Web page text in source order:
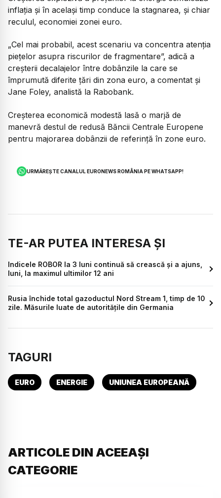
inflaţia şi în acelaşi timp conduce la stagnarea, şi chiar
reculul, economiei zonei euro.
„Cel mai probabil, acest scenariu va concentra atenţia
pieţelor asupra riscurilor de fragmentare”, adică a
creşterii decalajelor între dobânzile la care se
împrumută diferite ţări din zona euro, a comentat şi
Jane Foley, analistă la Rabobank.
Creşterea economică modestă lasă o marjă de
manevră destul de redusă Băncii Centrale Europene
pentru majorarea dobânzii de referinţă în zone euro.
URMĂREȘTE CANALUL EURONEWS ROMÂNIA PE WHATSAPP!
TE-AR PUTEA INTERESA ȘI
Indicele ROBOR la 3 luni continuă să crească și a ajuns,
luni, la maximul ultimilor 12 ani
Rusia închide total gazoductul Nord Stream 1, timp de 10
zile. Măsurile luate de autoritățile din Germania
TAGURI
EURO ENERGIE UNIUNEA EUROPEANĂ
ARTICOLE DIN ACEEAȘI
CATEGORIE